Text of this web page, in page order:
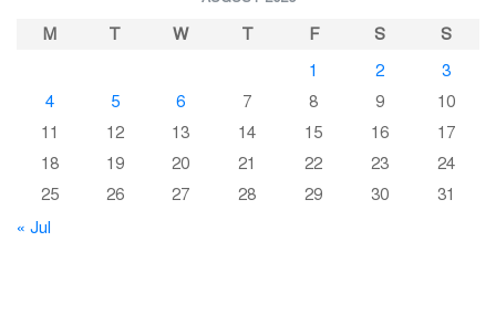
M T W T F S
S
1
2
3
4
5 6 7 8 9
10
11
12 13 14 15 16
17
18
19 20 21 22 23
24
25
26 27 28 29 30
31
« Jul